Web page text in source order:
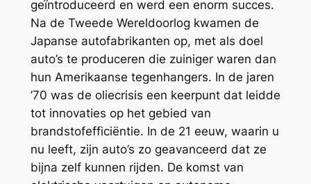
geïntroduceerd en werd een enorm succes.
Na de Tweede Wereldoorlog kwamen de
Japanse autofabrikanten op, met als doel
auto’s te produceren die zuiniger waren dan
hun Amerikaanse tegenhangers. In de jaren
’70 was de oliecrisis een keerpunt dat leidde
tot innovaties op het gebied van
brandstofefficiëntie. In de 21 eeuw, waarin u
nu leeft, zijn auto’s zo geavanceerd dat ze
bijna zelf kunnen rijden. De komst van